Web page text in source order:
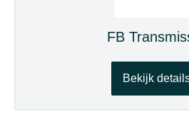
FB
Bekijk